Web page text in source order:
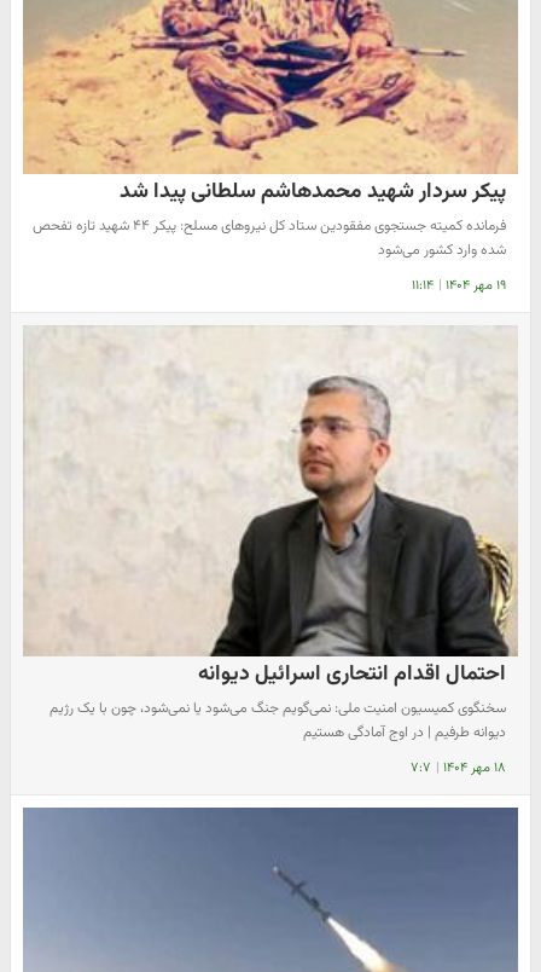
پیکر سردار شهید محمدهاشم سلطانی پیدا شد
فرمانده کمیته جستجوی مفقودین ستاد کل نیروهای مسلح: پیکر ۴۴ شهید تازه تفحص
شده وارد کشور می‌شود
۱۹ مهر ۱۴۰۴ | ۱۱:۱۴
احتمال اقدام انتحاری اسرائیل دیوانه
سخنگوی کمیسیون امنیت ملی: نمی‌گویم جنگ می‌شود یا نمی‌شود، چون با یک رژیم
دیوانه طرفیم | در اوج آمادگی هستیم
۱۸ مهر ۱۴۰۴ | ۷:۷